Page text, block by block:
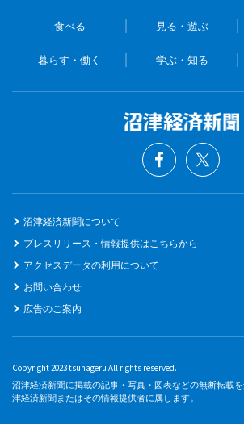
食べる 見る・遊ぶ
暮らす・働く 学ぶ・知る
沼津経済新聞について
プレスリリース・情報提供はこちらから
アクセスデータの利用について
お問い合わせ
広告のご案内
Copyright 2023 tsunageru All rights reserved.
沼津経済新聞に掲載の記事・写真・図表などの無断転載
津経済新聞またはその情報提供者に属します。